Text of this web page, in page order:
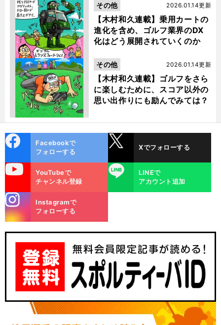
【木村和久連載】乗用カートの
進化を含め、ゴルフ業界のDX
化はどう展開されていくのか
2026.01.14更新
その他
【木村和久連載】ゴルフをさら
に楽しむために、スコア以外の
思い出作りにも励んでみては？
2026.01.14更新
その他
ok
Facebookで
フォローする
Xでフォローする
YouTubeで
チャンネル登録
LINE
LINEで
アカウント追加
m
Instagramで
フォローする